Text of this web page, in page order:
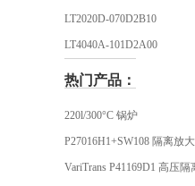
LT2020D-070D2B10
LT4040A-101D2A00
热门产品：
220l/300°C 锅炉
P27016H1+SW108 隔离放
VariTrans P41169D1 高压隔